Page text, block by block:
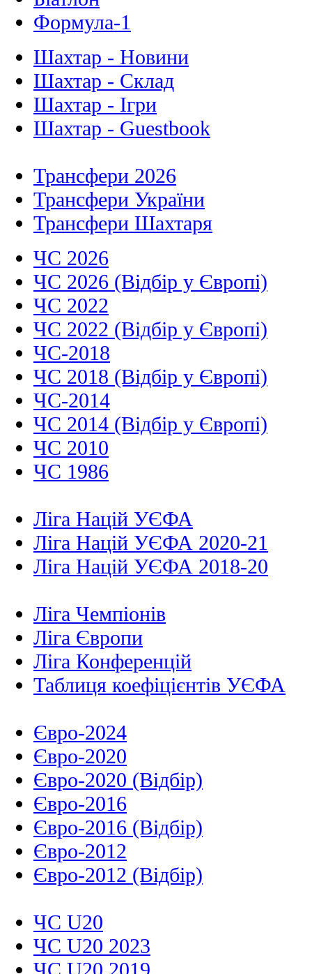
Формула-1
Шахтар - Новини
Шахтар - Склад
Шахтар - Ігри
Шахтар - Guestbook
Трансфери 2026
Трансфери України
Трансфери Шахтаря
ЧС 2026
ЧС 2026 (Відбір у Європі)
ЧС 2022
ЧС 2022 (Відбір у Європі)
ЧС-2018
ЧС 2018 (Відбір у Європі)
ЧС-2014
ЧС 2014 (Відбір у Європі)
ЧС 2010
ЧС 1986
Ліга Націй УЄФА
Ліга Націй УЄФА 2020-21
Ліга Націй УЄФА 2018-20
Ліга Чемпіонів
Ліга Європи
Ліга Конференцій
Таблиця коефіцієнтів УЄФА
Євро-2024
Євро-2020
Євро-2020 (Відбір)
Євро-2016
Євро-2016 (Відбір)
Євро-2012
Євро-2012 (Відбір)
ЧС U20
ЧС U20 2023